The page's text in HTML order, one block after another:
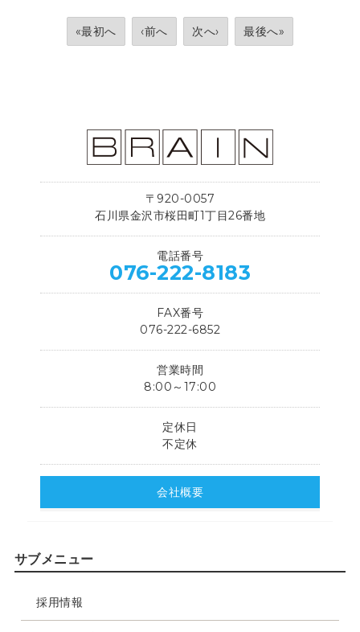
«最初へ ‹前へ 次へ› 最後へ»
〒920-0057
石川県金沢市桜田町1丁目26番地
電話番号
076-222-8183
FAX番号
076-222-6852
営業時間
8:00～17:00
定休日
不定休
会社概要
サブメニュー
採用情報